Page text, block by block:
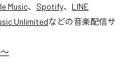
Music、 Spotify、 LINE
Unlimitedなどの音楽配信サ